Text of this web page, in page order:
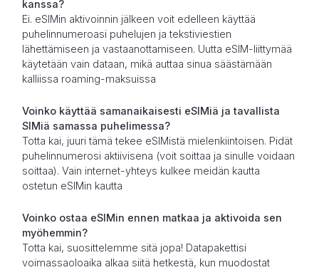
kanssa?
Ei. eSIMin aktivoinnin jälkeen voit edelleen käyttää
puhelinnumeroasi puhelujen ja tekstiviestien
lähettämiseen ja vastaanottamiseen. Uutta eSIM-liittymää
käytetään vain dataan, mikä auttaa sinua säästämään
kalliissa roaming-maksuissa
Voinko käyttää samanaikaisesti eSIMiä ja tavallista
SIMiä samassa puhelimessa?
Totta kai, juuri tämä tekee eSIMistä mielenkiintoisen. Pidät
puhelinnumerosi aktiivisena (voit soittaa ja sinulle voidaan
soittaa). Vain internet-yhteys kulkee meidän kautta
ostetun eSIMin kautta
Voinko ostaa eSIMin ennen matkaa ja aktivoida sen
myöhemmin?
Totta kai, suosittelemme sitä jopa! Datapakettisi
voimassaoloaika alkaa siitä hetkestä, kun muodostat